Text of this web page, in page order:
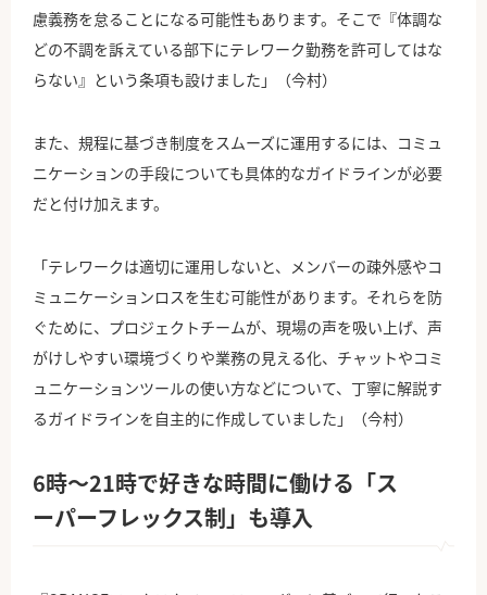
慮義務を怠ることになる可能性もあります。そこで『体調な
どの不調を訴えている部下にテレワーク勤務を許可してはな
らない』という条項も設けました」（今村）
また、規程に基づき制度をスムーズに運用するには、コミュ
ニケーションの手段についても具体的なガイドラインが必要
だと付け加えます。
「テレワークは適切に運用しないと、メンバーの疎外感やコ
ミュニケーションロスを生む可能性があります。それらを防
ぐために、プロジェクトチームが、現場の声を吸い上げ、声
がけしやすい環境づくりや業務の見える化、チャットやコミ
ュニケーションツールの使い方などについて、丁寧に解説す
るガイドラインを自主的に作成していました」（今村）
6時〜21時で好きな時間に働ける「ス
ーパーフレックス制」も導入